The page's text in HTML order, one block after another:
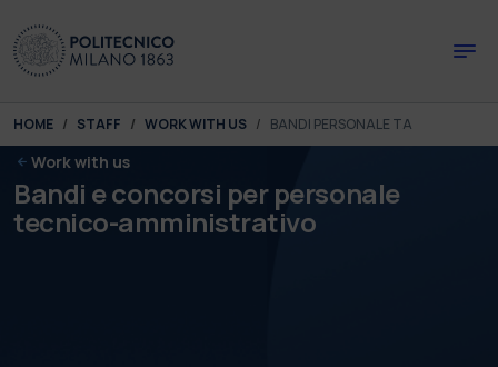
You are here:
HOME STAFF WORK WITH US BANDI PERSONALE TA
Work with us
Bandi e concorsi per personale
tecnico-amministrativo